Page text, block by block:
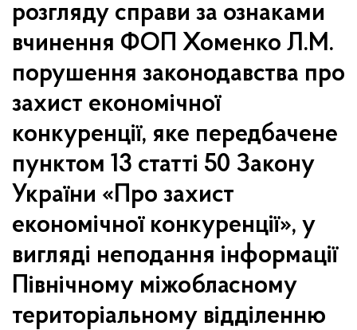
розгляду справи за ознаками
вчинення ФОП Хоменко Л.М.
порушення законодавства про
захист економічної
конкуренції, яке передбачене
пунктом 13 статті 50 Закону
України «Про захист
економічної конкуренції», у
вигляді неподання інформації
Північному міжобласному
територіальному відділенню